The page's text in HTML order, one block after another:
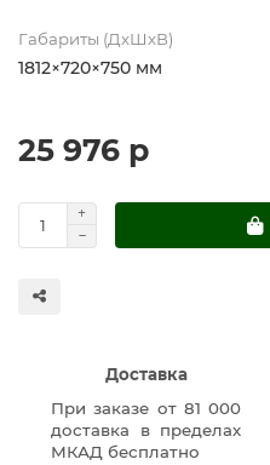
Габариты (ДхШхВ)
1812×720×750 мм
25 976 р
Доставка
При заказе от 81 000
доставка в пределах
МКАД бесплатно